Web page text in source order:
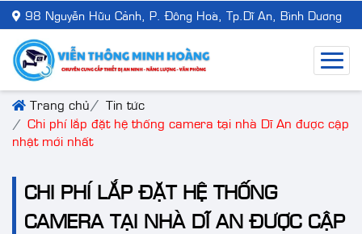
98 Nguyễn Hữu Cảnh, P. Đông Hoà, Tp.Dĩ An, Bình Dương
Trang chủ
Tin tức
Chi phí lắp đặt hệ thống camera tại nhà Dĩ An được cập
nhật mới nhất
CHI PHÍ LẮP ĐẶT HỆ THỐNG
CAMERA TẠI NHÀ DĨ AN ĐƯỢC CẬP